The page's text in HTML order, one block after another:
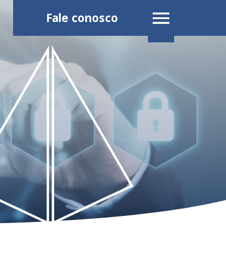
Fale conosco